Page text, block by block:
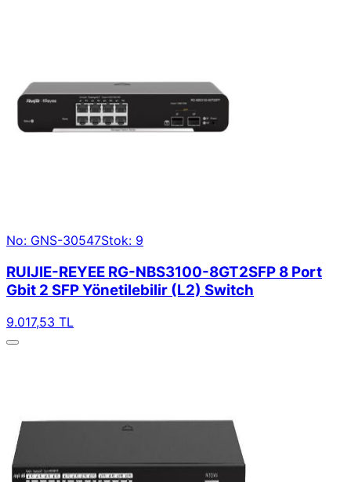
No: GNS-30547Stok: 9
RUIJIE-REYEE RG-NBS3100-8GT2SFP 8 Port
Gbit 2 SFP Yönetilebilir (L2) Switch
9.017,53 TL